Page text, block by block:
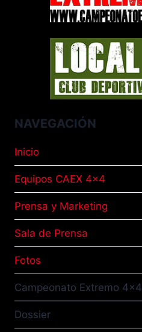
NAVEGACIÓN
Inicio
Equipos CAEX 4×4
Prensa y Marketing
Sala de Prensa
Fotos
Campeonato Extremo 4×4
Dossier